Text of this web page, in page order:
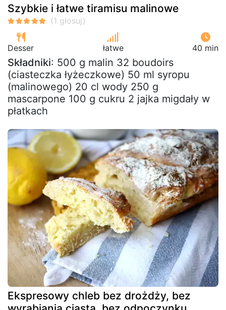
Szybkie i łatwe tiramisu malinowe
Desser łatwe 40 min
Składniki: 500 g malin 32 boudoirs
(ciasteczka łyżeczkowe) 50 ml syropu
(malinowego) 20 cl wody 250 g
mascarpone 100 g cukru 2 jajka migdały w
płatkach
Ekspresowy chleb bez drożdży, bez